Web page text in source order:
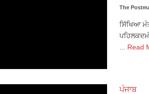
The
ਸਿੱਖਿਆ
Read
ਪੰਜਾਬ